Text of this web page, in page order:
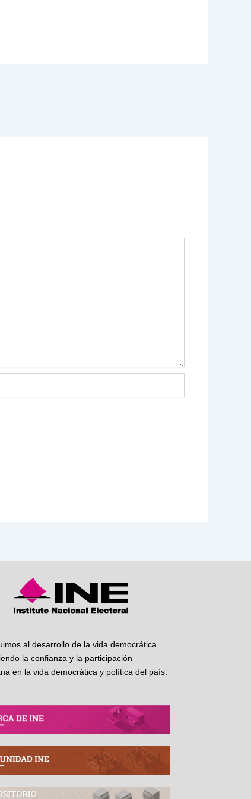
al desarrollo de la vida democrática
la confianza y la participación
en la vida democrática y política del país.